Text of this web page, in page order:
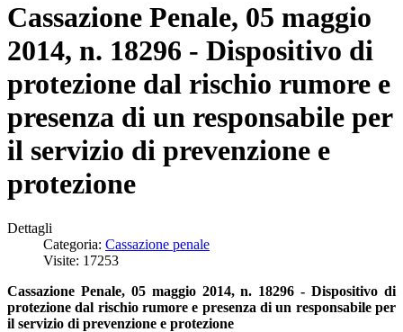
Cassazione Penale, 05 maggio
2014, n. 18296 - Dispositivo di
protezione dal rischio rumore e
presenza di un responsabile per
il servizio di prevenzione e
protezione
Dettagli
Categoria: Cassazione penale
Visite: 17253
Cassazione Penale, 05 maggio 2014, n. 18296 - Dispositivo di
protezione dal rischio rumore e presenza di un responsabile per
il servizio di prevenzione e protezione